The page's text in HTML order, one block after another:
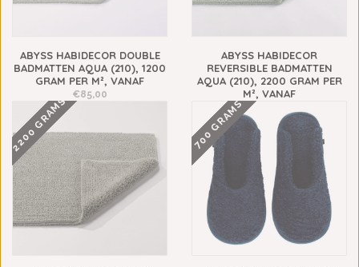
ABYSS HABIDECOR DOUBLE
BADMATTEN AQUA (210), 1200
GRAM PER M², VANAF
€85,00
ABYSS HABIDECOR
REVERSIBLE BADMATTEN
AQUA (210), 2200 GRAM PER
M², VANAF
€148,00
2200 GRAMS 700 GRAMS